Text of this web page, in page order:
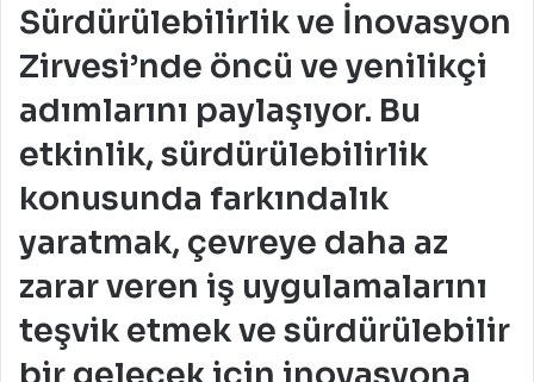
Sürdürülebilirlik ve İnovasyon
Zirvesi’nde öncü ve yenilikçi
adımlarını paylaşıyor. Bu
etkinlik, sürdürülebilirlik
konusunda farkındalık
yaratmak, çevreye daha az
zarar veren iş uygulamalarını
teşvik etmek ve sürdürülebilir